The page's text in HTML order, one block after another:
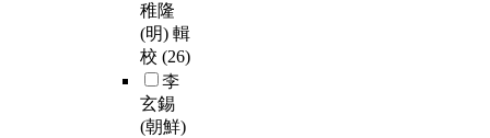
稚隆
(明) 輯
校 (26)
李
玄錫
(朝鮮)